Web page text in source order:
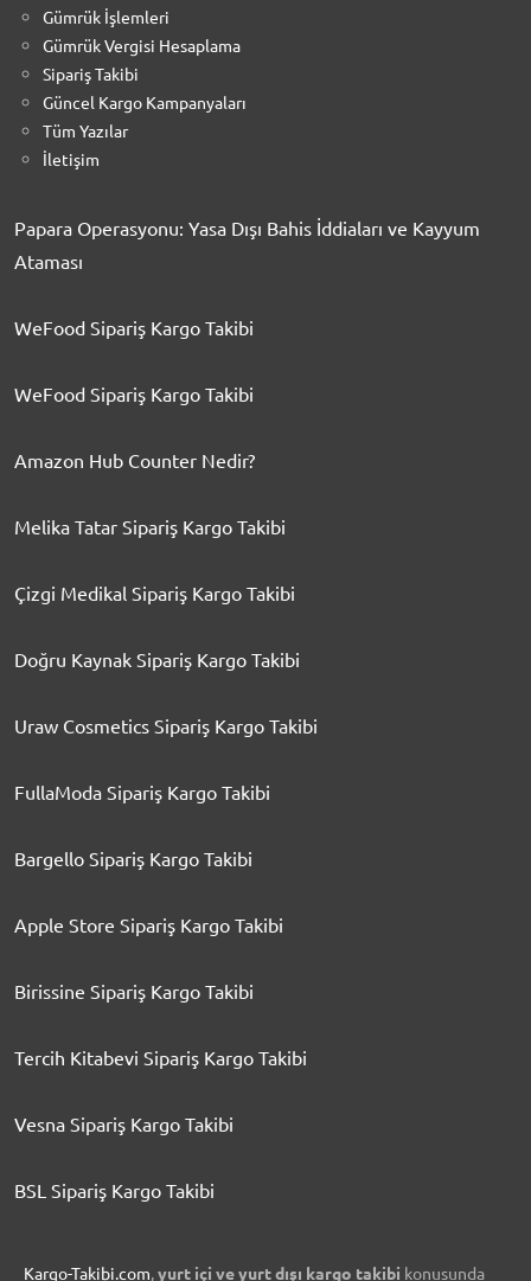
Gümrük İşlemleri
Gümrük Vergisi Hesaplama
Sipariş Takibi
Güncel Kargo Kampanyaları
Tüm Yazılar
İletişim
Papara Operasyonu: Yasa Dışı Bahis İddiaları ve Kayyum
Ataması
WeFood Sipariş Kargo Takibi
WeFood Sipariş Kargo Takibi
Amazon Hub Counter Nedir?
Melika Tatar Sipariş Kargo Takibi
Çizgi Medikal Sipariş Kargo Takibi
Doğru Kaynak Sipariş Kargo Takibi
Uraw Cosmetics Sipariş Kargo Takibi
FullaModa Sipariş Kargo Takibi
Bargello Sipariş Kargo Takibi
Apple Store Sipariş Kargo Takibi
Birissine Sipariş Kargo Takibi
Tercih Kitabevi Sipariş Kargo Takibi
Vesna Sipariş Kargo Takibi
BSL Sipariş Kargo Takibi
Kargo-Takibi.com,yurt içi ve yurt dışı kargo takibi konusunda